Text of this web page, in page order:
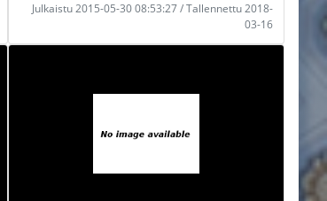
Julkaistu 2015-05-30 08:53:27 / Tallennettu 2018-
03-16